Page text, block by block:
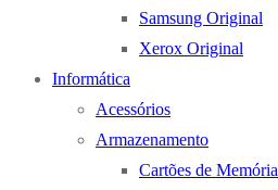
Samsung Original
Xerox Original
Informática
Acessórios
Armazenamento
Cartões de Memória